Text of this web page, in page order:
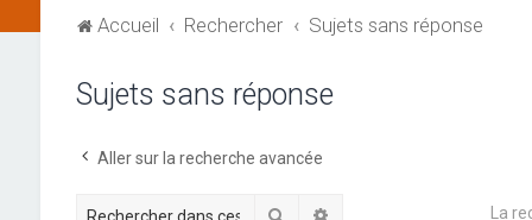
Accueil Rechercher Sujets sans réponse
Sujets sans réponse
Aller sur la recherche avancée
Rechercher La